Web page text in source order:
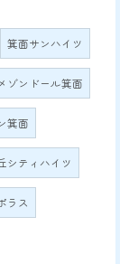
箕面サンハイツ
ゾンドール箕面
箕面
シティハイツ
ラス